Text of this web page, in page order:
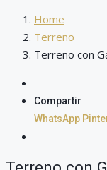
Home
Terreno
Terreno con
Compartir
WhatsApp